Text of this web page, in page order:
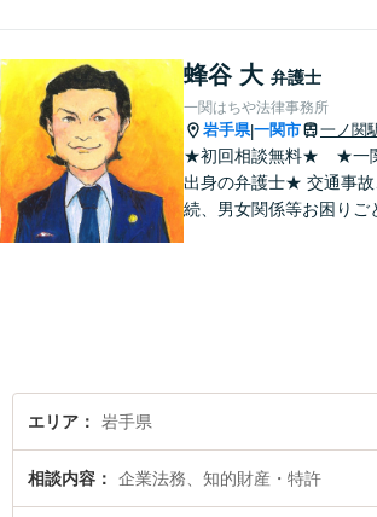
専門用語は避け、依頼者
理解しやすい対応を心が
います。【土日祝・時間
応可】
蜂谷 大 弁護士
一関はちや法律事務所
岩手県|一関市 一ノ関
★初回相談無料★ ★一
出身の弁護士★ 交通事故
続、男女関係等お困りご
エリア 岩手県
相談内容 企業法務、知的財産・特許